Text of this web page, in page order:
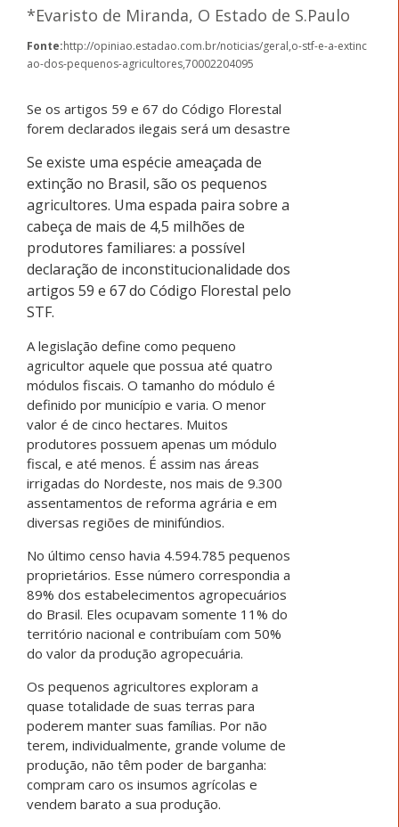
*Evaristo de Miranda, O Estado de S.Paulo
Fonte:http://opiniao.estadao.com.br/noticias/geral,o-stf-e-a-extinc
ao-dos-pequenos-agricultores,70002204095
Se os artigos 59 e 67 do Código Florestal
forem declarados ilegais será um desastre
Se existe uma espécie ameaçada de
extinção no Brasil, são os pequenos
agricultores. Uma espada paira sobre a
cabeça de mais de 4,5 milhões de
produtores familiares: a possível
declaração de inconstitucionalidade dos
artigos 59 e 67 do Código Florestal pelo
STF.
A legislação define como pequeno
agricultor aquele que possua até quatro
módulos fiscais. O tamanho do módulo é
definido por município e varia. O menor
valor é de cinco hectares. Muitos
produtores possuem apenas um módulo
fiscal, e até menos. É assim nas áreas
irrigadas do Nordeste, nos mais de 9.300
assentamentos de reforma agrária e em
diversas regiões de minifúndios.
No último censo havia 4.594.785 pequenos
proprietários. Esse número correspondia a
89% dos estabelecimentos agropecuários
do Brasil. Eles ocupavam somente 11% do
território nacional e contribuíam com 50%
do valor da produção agropecuária.
Os pequenos agricultores exploram a
quase totalidade de suas terras para
poderem manter suas famílias. Por não
terem, individualmente, grande volume de
produção, não têm poder de barganha:
compram caro os insumos agrícolas e
vendem barato a sua produção.